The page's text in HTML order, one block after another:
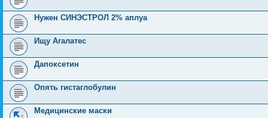
Нужен СИНЭСТРОЛ 2% аплуа
Ищу Агалатес
Дапоксетин
Опять гистаглобулин
Медицинские маски